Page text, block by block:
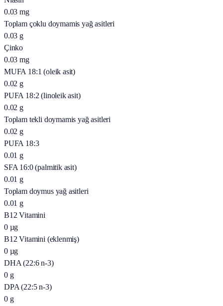
0.03 mg
Toplam çoklu doymamis yağ asitleri
0.03 g
Çinko
0.03 mg
MUFA 18:1 (oleik asit)
0.02 g
PUFA 18:2 (linoleik asit)
0.02 g
Toplam tekli doymamis yağ asitleri
0.02 g
PUFA 18:3
0.01 g
SFA 16:0 (palmitik asit)
0.01 g
Toplam doymus yağ asitleri
0.01 g
B12 Vitamini
0 µg
B12 Vitamini (eklenmiş)
0 µg
DHA (22:6 n-3)
0 g
DPA (22:5 n-3)
0 g